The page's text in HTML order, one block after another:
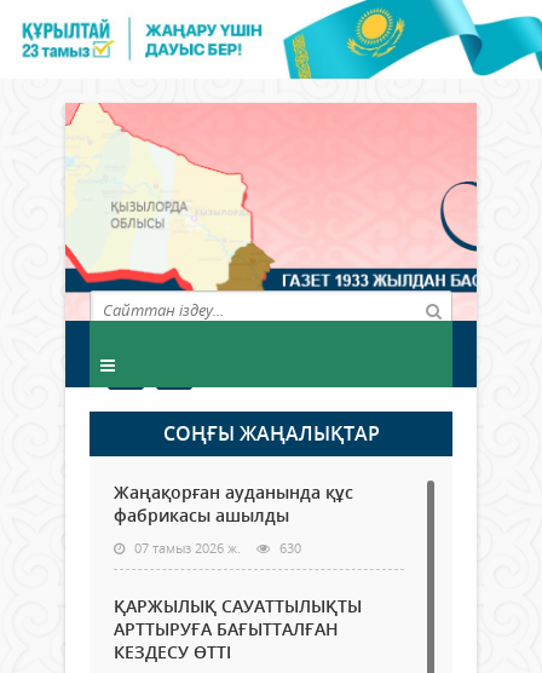
СОҢҒЫ ЖАҢАЛЫҚТАР
Жаңақорған ауданында құс
фабрикасы ашылды
07 тамыз 2026 ж. 630
ҚАРЖЫЛЫҚ САУАТТЫЛЫҚТЫ
АРТТЫРУҒА БАҒЫТТАЛҒАН
КЕЗДЕСУ ӨТТІ